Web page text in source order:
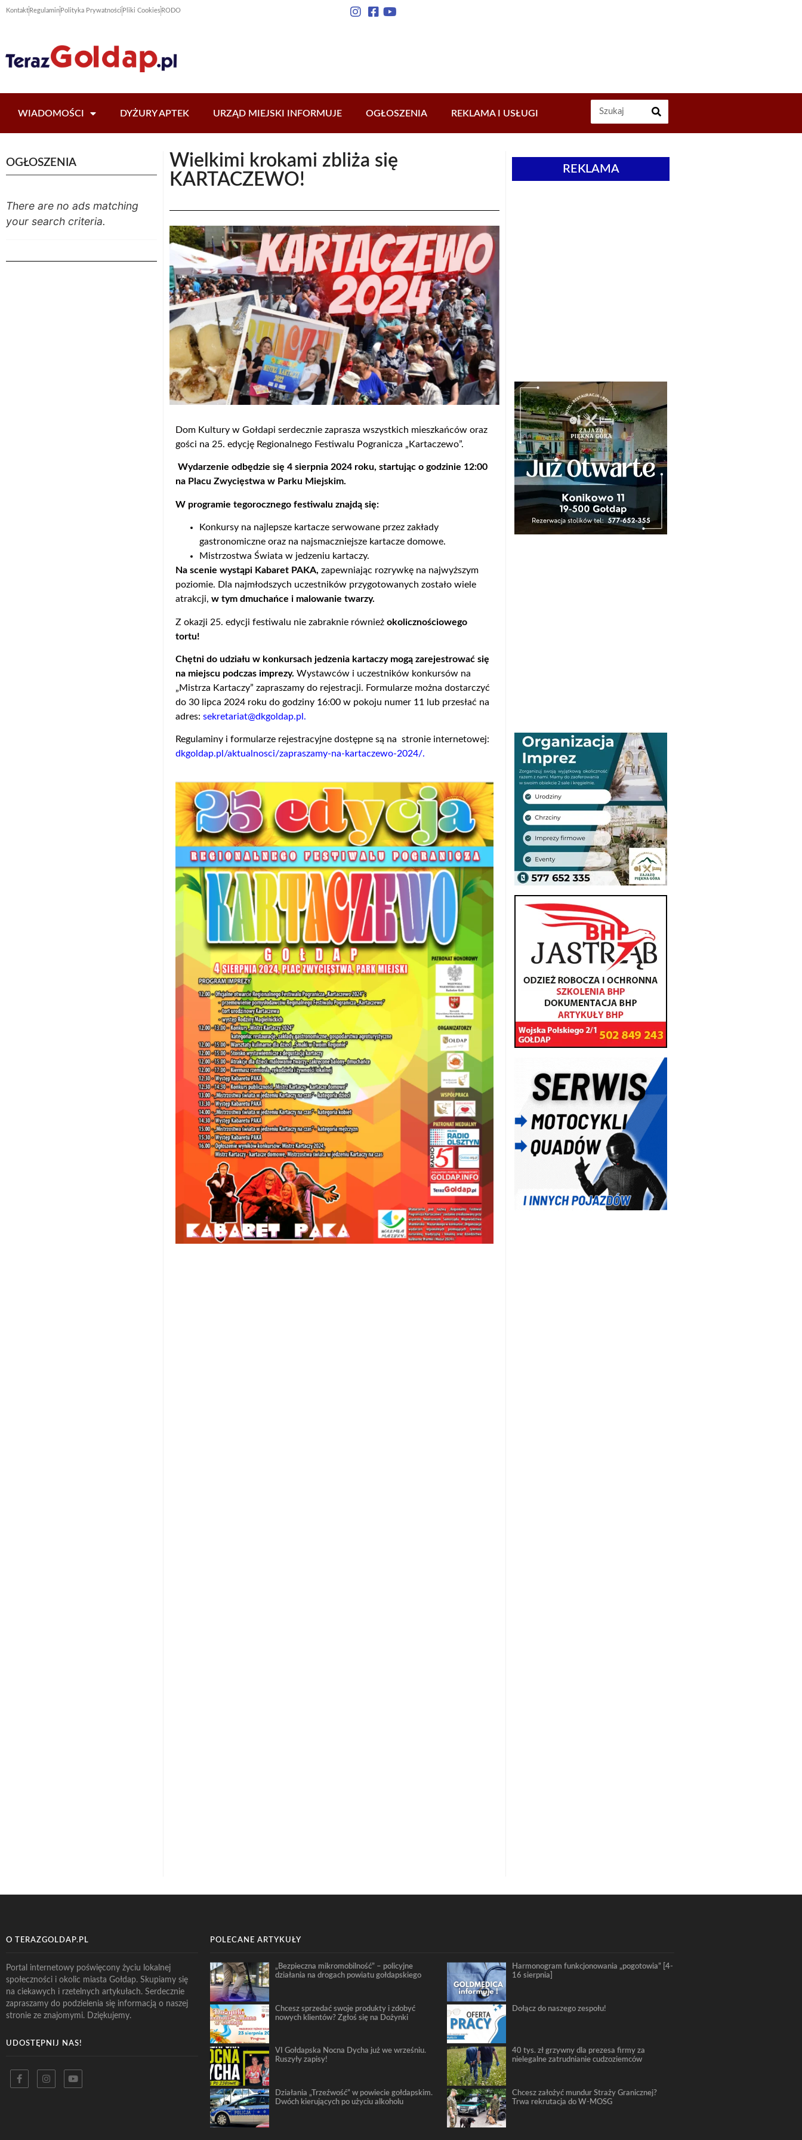
Kontakt Regulamin Polityka Prywatności Pliki Cookies RODO
WIADOMOŚCI DYŻURY APTEK URZĄD MIEJSKI INFORMUJE OGŁOSZENIA REKLAMA I USŁUGI
OGŁOSZENIA
There are no ads matching
your search criteria.
Wielkimi krokami zbliża się
KARTACZEWO!
Dom Kultury w Gołdapi serdecznie zaprasza wszystkich mieszkańców oraz
gości na 25. edycję Regionalnego Festiwalu Pogranicza „Kartaczewo”.
Wydarzenie odbędzie się 4 sierpnia 2024 roku, startując o godzinie 12:00
na Placu Zwycięstwa w Parku Miejskim.
W programie tegorocznego festiwalu znajdą się:
Konkursy na najlepsze kartacze serwowane przez zakłady
gastronomiczne oraz na najsmaczniejsze kartacze domowe.
Mistrzostwa Świata w jedzeniu kartaczy.
Na scenie wystąpi Kabaret PAKA, zapewniając rozrywkę na najwyższym
poziomie. Dla najmłodszych uczestników przygotowanych zostało wiele
atrakcji, w tym dmuchańce i malowanie twarzy.
Z okazji 25. edycji festiwalu nie zabraknie również okolicznościowego
tortu!
Chętni do udziału w konkursach jedzenia kartaczy mogą zarejestrować się
na miejscu podczas imprezy. Wystawców i uczestników konkursów na
„Mistrza Kartaczy” zapraszamy do rejestracji. Formularze można dostarczyć
do 30 lipca 2024 roku do godziny 16:00 w pokoju numer 11 lub przesłać na
adres: sekretariat@dkgoldap.pl .
Regulaminy i formularze rejestracyjne dostępne są na stronie internetowej:
dkgoldap.pl/aktualnosci/zapraszamy-na-kartaczewo-2024/.
REKLAMA
O TERAZGOLDAP.PL
Portal internetowy poświęcony życiu lokalnej
społeczności i okolic miasta Gołdap. Skupiamy się
na ciekawych i rzetelnych artykułach. Serdecznie
zapraszamy do podzielenia się informacją o naszej
stronie ze znajomymi. Dziękujemy.
UDOSTĘPNIJ NAS!
POLECANE ARTYKUŁY
„Bezpieczna mikromobilność” – policyjne
działania na drogach powiatu gołdapskiego
Harmonogram funkcjonowania „pogotowia” [4-
16 sierpnia]
Chcesz sprzedać swoje produkty i zdobyć
nowych klientów? Zgłoś się na Dożynki
Dołącz do naszego zespołu!
VI Gołdapska Nocna Dycha już we wrześniu.
Ruszyły zapisy!
40 tys. zł grzywny dla prezesa firmy za
nielegalne zatrudnianie cudzoziemców
Działania „Trzeźwość” w powiecie gołdapskim.
Dwóch kierujących po użyciu alkoholu
Chcesz założyć mundur Straży Granicznej?
Trwa rekrutacja do W-MOSG